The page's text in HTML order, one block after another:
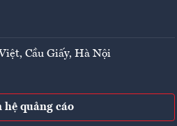
Cầu Giấy, Hà Nội
hệ quảng cáo